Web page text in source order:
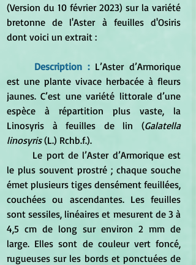
(Version du 10 février 2023) sur la variété
bretonne de l'Aster à feuilles d'Osiris
dont voici un extrait :
Description : L’Aster d’Armorique
est une plante vivace herbacée à fleurs
jaunes. C’est une variété littorale d’une
espèce à répartition plus vaste, la
Linosyris à feuilles de lin (Galatella
linosyris (L.) Rchb.f.).
le plus souvent prostré ; chaque souche
émet plusieurs tiges densément feuillées,
couchées ou ascendantes. Les feuilles
sont sessiles, linéaires et mesurent de 3 à
4,5 cm de long sur environ 2 mm de
large. Elles sont de couleur vert foncé,
rugueuses sur les bords et ponctuées de